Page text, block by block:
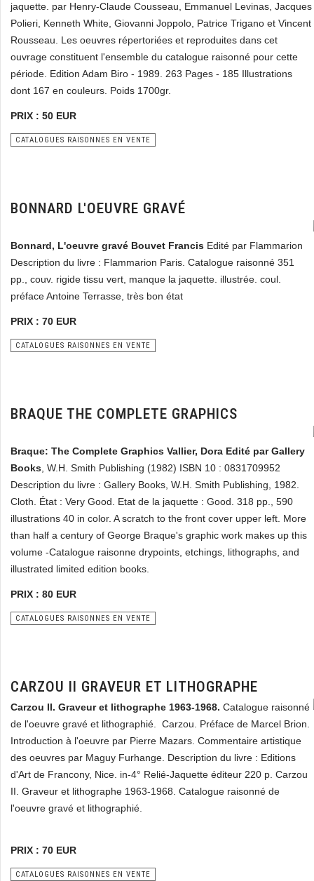
jaquette. par Henry-Claude Cousseau, Emmanuel Levinas, Jacques
Polieri, Kenneth White, Giovanni Joppolo, Patrice Trigano et Vincent
Rousseau. Les oeuvres répertoriées et reproduites dans cet
ouvrage constituent l'ensemble du catalogue raisonné pour cette
période. Edition Adam Biro - 1989. 263 Pages - 185 Illustrations
dont 167 en couleurs. Poids 1700gr.
PRIX : 50 EUR
CATALOGUES RAISONNES EN VENTE
BONNARD L'OEUVRE GRAVÉ
Bonnard, L'oeuvre gravé Bouvet Francis Edité par Flammarion
Description du livre : Flammarion Paris. Catalogue raisonné 351
pp., couv. rigide tissu vert, manque la jaquette. illustrée. coul.
préface Antoine Terrasse, très bon état
PRIX : 70 EUR
CATALOGUES RAISONNES EN VENTE
BRAQUE THE COMPLETE GRAPHICS
Braque: The Complete Graphics Vallier, Dora Edité par Gallery
Books , W.H. Smith Publishing (1982) ISBN 10 : 0831709952
Description du livre : Gallery Books, W.H. Smith Publishing, 1982.
Cloth. État : Very Good. Etat de la jaquette : Good. 318 pp., 590
illustrations 40 in color. A scratch to the front cover upper left. More
than half a century of George Braque's graphic work makes up this
volume -Catalogue raisonne drypoints, etchings, lithographs, and
illustrated limited edition books.
PRIX : 80 EUR
CATALOGUES RAISONNES EN VENTE
CARZOU II GRAVEUR ET LITHOGRAPHE
Carzou II. Graveur et lithographe 1963-1968. Catalogue raisonné
de l'oeuvre gravé et lithographié. Carzou. Préface de Marcel Brion.
Introduction à l'oeuvre par Pierre Mazars. Commentaire artistique
des oeuvres par Maguy Furhange. Description du livre : Editions
d'Art de Francony, Nice. in-4° Relié-Jaquette éditeur 220 p. Carzou
II. Graveur et lithographe 1963-1968. Catalogue raisonné de
l'oeuvre gravé et lithographié.
PRIX : 70 EUR
CATALOGUES RAISONNES EN VENTE